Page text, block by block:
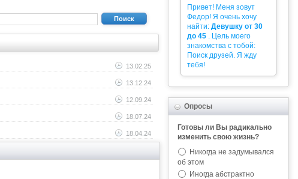
Поиск
13.02.25
13.12.24
12.09.24
18.07.24
18.04.24
Привет! Меня зовут
Федор! Я очень хочу
найти: Девушку от 30
до 45 . Цель моего
знакомства с тобой:
Поиск друзей. Я жду
тебя!
Опросы
Готовы ли Вы радикально
изменить свою жизнь?
Никогда не задумывался
об этом
Иногда абстрактно